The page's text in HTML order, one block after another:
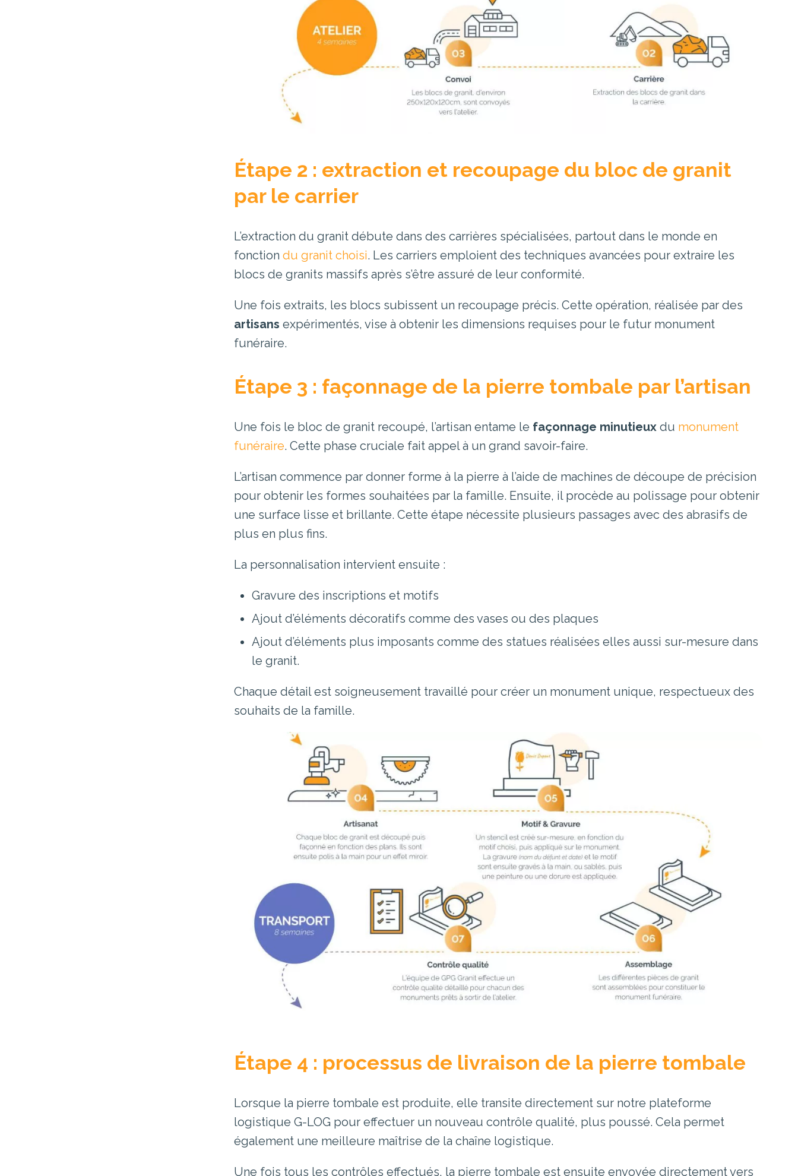
Étape 2 : extraction et recoupage du bloc de granit
par le carrier
L’extraction du granit débute dans des carrières spécialisées, partout dans le monde en
fonctiondu granit choisi. Les carriers emploient des techniques avancées pour extraire les
blocs de granits massifs après s’être assuré de leur conformité.
Une fois extraits, les blocs subissent un recoupage précis. Cette opération, réalisée par des
artisans expérimentés, vise à obtenir les dimensions requises pour le futur monument
funéraire.
Étape 3 : façonnage de la pierre tombale par l’artisan
Une fois le bloc de granit recoupé, l’artisan entame le façonnage minutieux du monument
funéraire. Cette phase cruciale fait appel à un grand savoir-faire.
L’artisan commence par donner forme à la pierre à l’aide de machines de découpe de précision
pour obtenir les formes souhaitées par la famille. Ensuite, il procède au polissage pour obtenir
une surface lisse et brillante. Cette étape nécessite plusieurs passages avec des abrasifs de
plus en plus fins.
La personnalisation intervient ensuite :
Gravure des inscriptions et motifs
Ajout d’éléments décoratifs comme des vases ou des plaques
Ajout d’éléments plus imposants comme des statues réalisées elles aussi sur-mesure dans
le granit.
Chaque détail est soigneusement travaillé pour créer un monument unique, respectueux des
souhaits de la famille.
Étape 4 : processus de livraison de la pierre tombale
Lorsque la pierre tombale est produite, elle transite directement sur notre plateforme
logistique G-LOG pour effectuer un nouveau contrôle qualité, plus poussé. Cela permet
également une meilleure maîtrise de la chaîne logistique.
Une fois tous les contrôles effectués, la pierre tombale est ensuite envoyée directement vers